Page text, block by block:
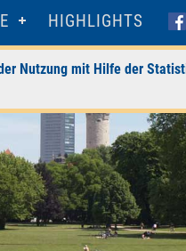
HIGHLIGHTS
Nutzung mit Hilfe der